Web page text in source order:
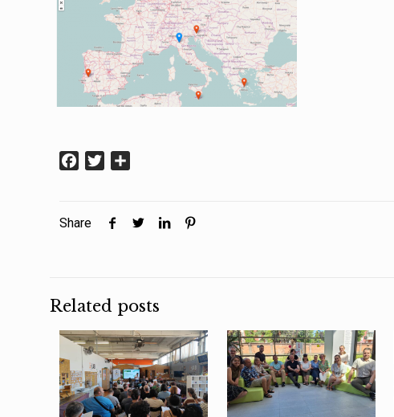
Facebook
Twitter
Share
Related posts